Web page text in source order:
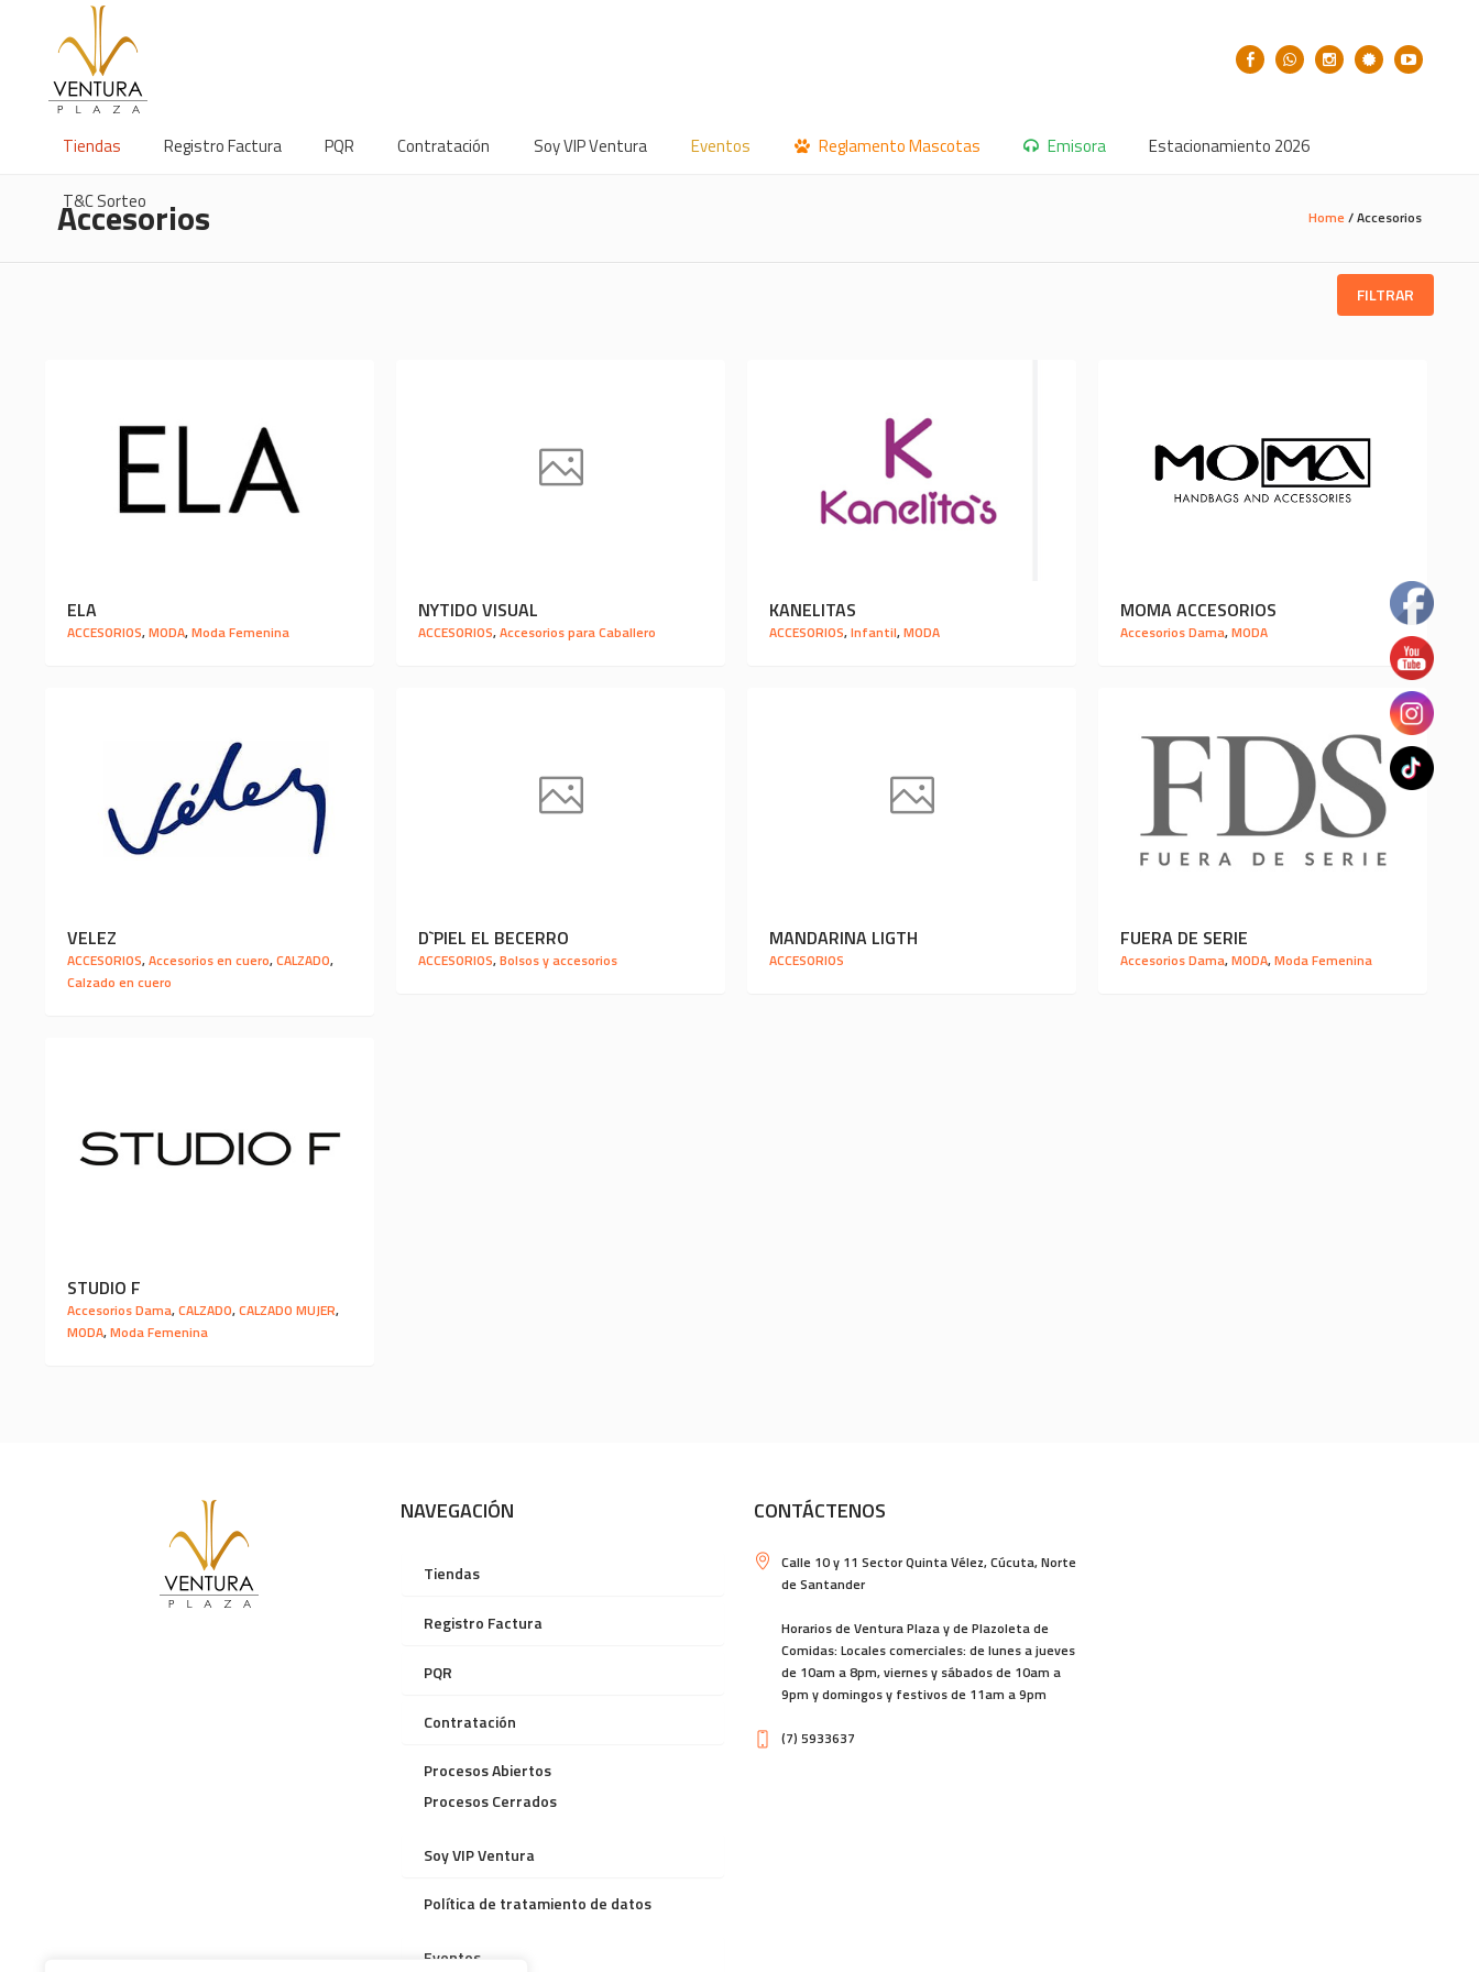
Tiendas Registro Factura PQR Contratación Soy VIP Ventura Eventos Reglamento Mascotas Emisora Estacionamiento 2026
T&C Sorteo
Accesorios Home /Accesorios
FILTRAR
ELA
ACCESORIOS,MODA,Moda Femenina
NYTIDO VISUAL
ACCESORIOS,Accesorios para Caballero
KANELITAS
ACCESORIOS,Infantil,MODA
MOMA ACCESORIOS
Accesorios Dama,MODA
VELEZ
ACCESORIOS,Accesorios en cuero,CALZADO,
Calzado en cuero
D`PIEL EL BECERRO
ACCESORIOS,Bolsos y accesorios
MANDARINA LIGTH
ACCESORIOS
FUERA DE SERIE
Accesorios Dama,MODA,Moda Femenina
STUDIO F
Accesorios Dama,CALZADO,CALZADO MUJER,
MODA,Moda Femenina
NAVEGACIÓN
Tiendas
Registro Factura
PQR
Contratación
Procesos Abiertos
Procesos Cerrados
Soy VIP Ventura
Política de tratamiento de datos
Eventos
CONTÁCTENOS
Calle 10 y 11 Sector Quinta Vélez, Cúcuta, Norte
de Santander
Horarios de Ventura Plaza y de Plazoleta de
Comidas: Locales comerciales: de lunes a jueves
de 10am a 8pm, viernes y sábados de 10am a
9pm y domingos y festivos de 11am a 9pm
(7) 5933637